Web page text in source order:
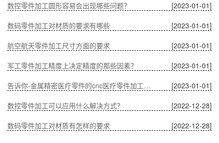
[2023-01-01]
数控零件加工圆形容易会出现哪些问题？
[2023-01-01]
数码零件加工对材质的要求有哪些
[2023-01-01]
航空航天零件加工尺寸方面的要求
[2023-01-01]
军工零件加工精度上决定精度的那些因素？
[2023-01-01]
告诉你-金属精密医疗零件的cnc医疗零件加工有什么优势？
[2022-12-28]
数控零件加工可以应用什么解决方式？
[2022-12-28]
数码零件加工对材质有怎样的要求